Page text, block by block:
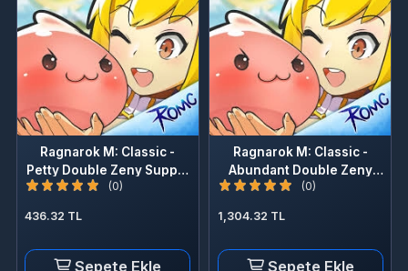
Ragnarok M: Classic -
Petty Double Zeny Supply
Box(0)
436.32 TL
Ragnarok M: Classic -
Abundant Double Zeny
Supply
(0)
1,304.32 TL